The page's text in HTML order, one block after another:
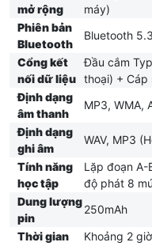
mở rộng
máy)
Phiên bản
Bluetooth
Bluetooth
Cổng kết
nối dữ liệu
Đầu cắm
thoại) + Cáp
Định dạng
âm thanh
MP3, WMA,
Định dạng
ghi âm
WAV, MP3
Tính năng
học tập
Lặp đoạn A-
độ phát 8
Dung lượng
pin
250mAh
Thời gian
Khoảng 2